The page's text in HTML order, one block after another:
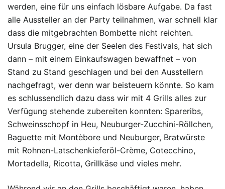
werden, eine für uns einfach lösbare Aufgabe. Da fast
alle Aussteller an der Party teilnahmen, war schnell klar
dass die mitgebrachten Bombette nicht reichten.
Ursula Brugger, eine der Seelen des Festivals, hat sich
dann – mit einem Einkaufswagen bewaffnet – von
Stand zu Stand geschlagen und bei den Ausstellern
nachgefragt, wer denn war beisteuern könnte. So kam
es schlussendlich dazu dass wir mit 4 Grills alles zur
Verfügung stehende zubereiten konnten: Spareribs,
Schweinsschopf in Heu, Neuburger-Zucchini-Röllchen,
Baguette mit Montèbore und Neuburger, Bratwürste
mit Rohnen-Latschenkieferöl-Crème, Cotecchino,
Mortadella, Ricotta, Grillkäse und vieles mehr.